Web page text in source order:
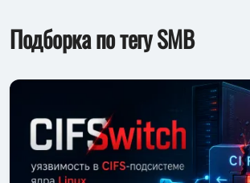
Подборка по тегу SMB